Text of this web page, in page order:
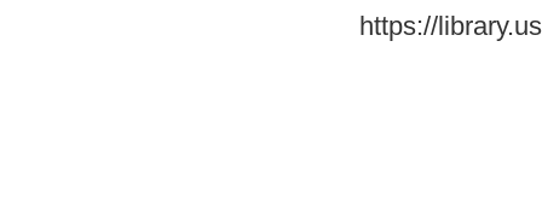
https://